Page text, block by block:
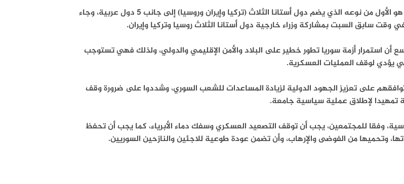
وكان هذا الاجتماع هو الأول من نوعه الذي يضم دول أستانا الثلاث (تركيا وإيران وروسيا) إلى جانب 5 دول عربية، وجاء
سابق السبت بمشاركة وزراء خارجية دول أستانا الثلاث روسيا وتركيا وإيران.
أن استمرار أزمة سوريا تطور خطير على البلاد والأمن الإقليمي والدولي، ولذلك فهي تستوجب
لوقف العمليات العسكرية.
على تعزيز الجهود الدولية لزيادة المساعدات للشعب السوري، وشددوا على ضرورة وقف
تمهيدا لإطلاق عملية سياسية جامعة.
وفقا للمجتمعين، يجب أن توقف التصعيد العسكري وسفك دماء الأبرياء، كما يجب أن تحفظ
وتحميها من الفوضى والإرهاب، وأن تضمن عودة طوعية للاجئين والنازحين السوريين.